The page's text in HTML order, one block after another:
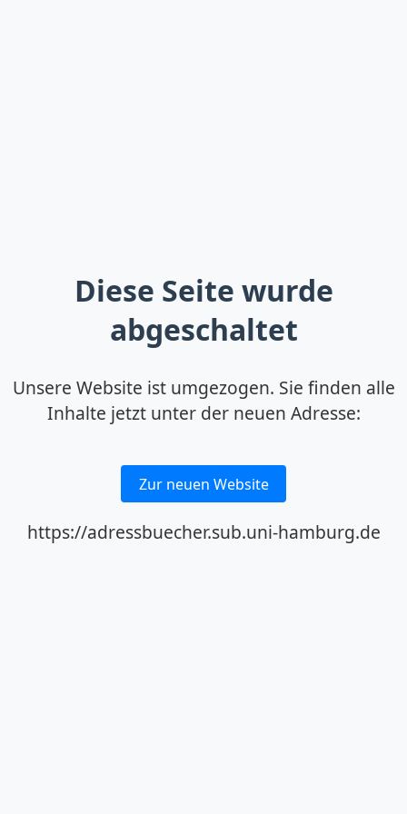
Diese Seite wurde
abgeschaltet
Unsere Website ist umgezogen. Sie finden alle
Inhalte jetzt unter der neuen Adresse:
Zur neuen Website
https://adressbuecher.sub.uni-hamburg.de